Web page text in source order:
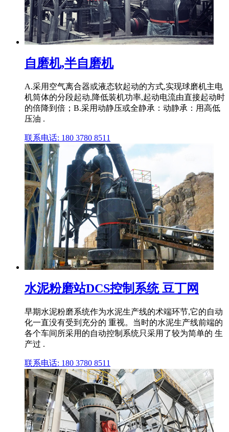
自磨机,半自磨机
A.采用空气离合器或液态软起动的方式,实现球磨机主电
机筒体的分段起动,降低装机功率,起动电流由直接起动时
的倍降到倍；B.采用动静压或全静承：动静承：用高低
压油 .
联系电话: 180 3780 8511
水泥粉磨站DCS控制系统 豆丁网
早期水泥粉磨系统作为水泥生产线的术端环节,它的自动
化一直没有受到充分的 重视。当时的水泥生产线前端的
各个车间所采用的自动控制系统只采用了较为简单的 生
产过 .
联系电话: 180 3780 8511